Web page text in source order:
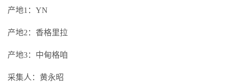
产地1：YN
产地2：香格里拉
产地3：中甸格咱
采集人：黄永昭